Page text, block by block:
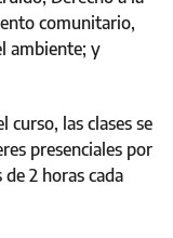
comunitario,
ambiente; y
curso, las clases se
presenciales por
2 horas cada